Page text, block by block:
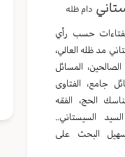
دام ظله
حسب رأي
مد ظله العالي،
المسائل
جامع، الفتاوى
الحج، الفقه
السيستاني..
البحث على